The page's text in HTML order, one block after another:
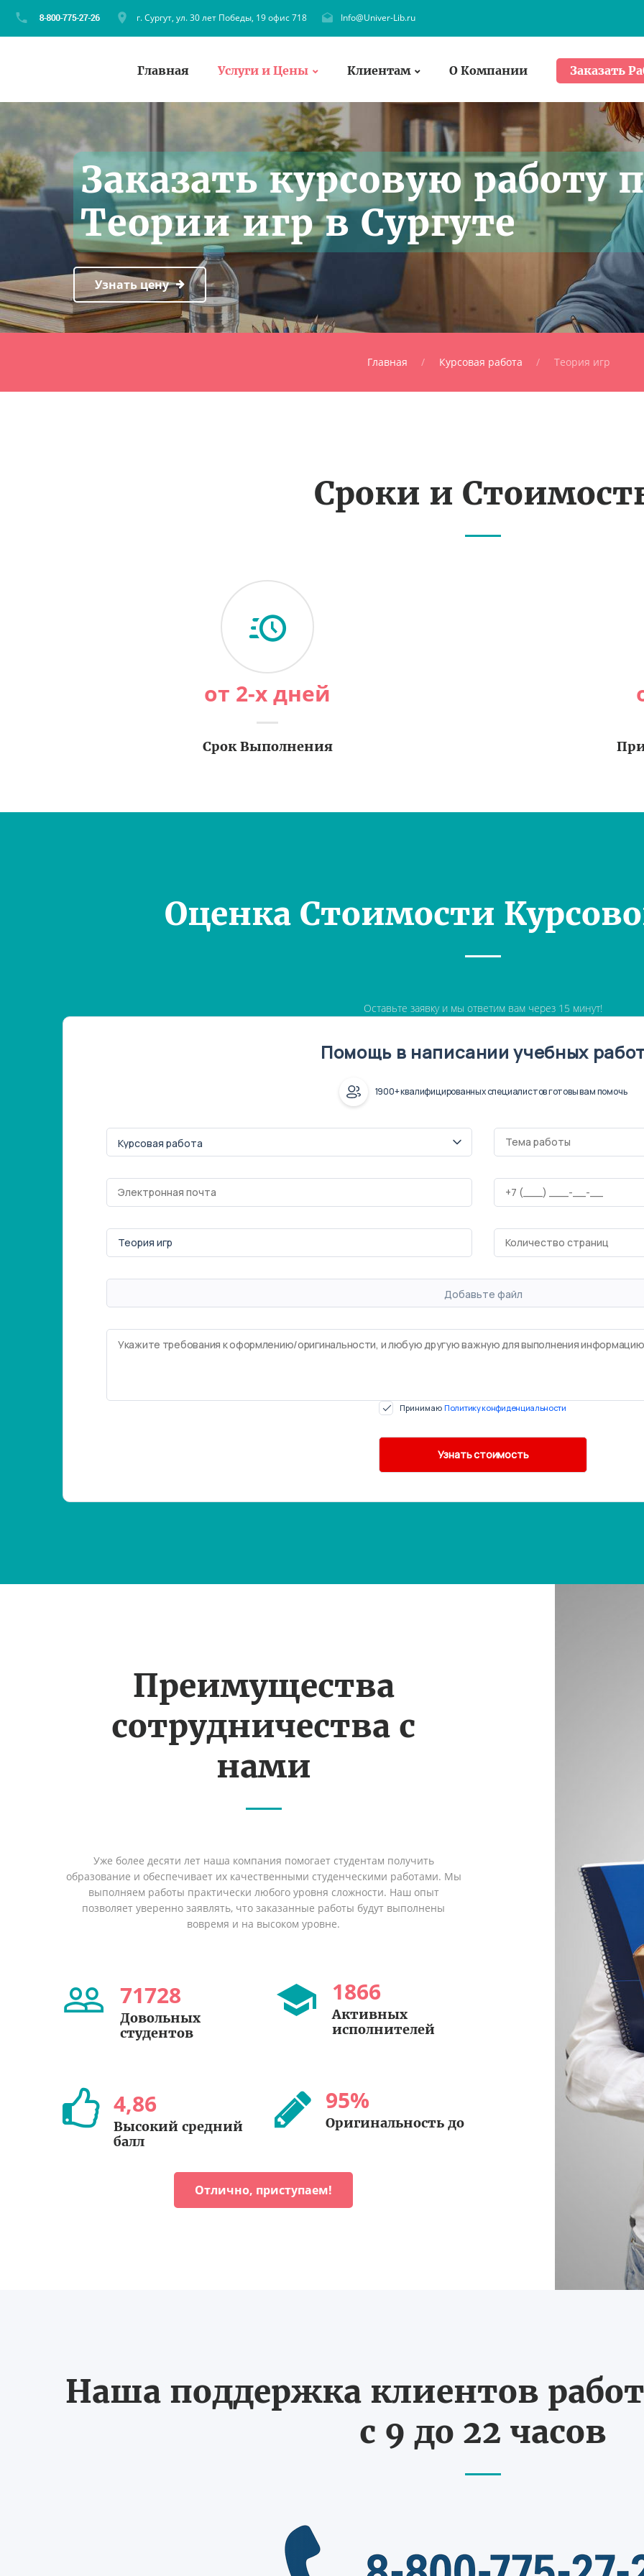
г. Сургут, ул. 30 лет Победы, 19 офис 718 Info@Univer-Lib.ru
Главная Услуги и Цены Клиентам О Компании Заказать
Заказать курсовую работу
Теории игр в Сургуте
Узнать цену
Главная Курсовая работа Теория игр
Сроки и
от 2-х дней
Срок Выполнения
Оценка Стоимости
Оставьте заявку и мы ответим вам через 15 минут!
Помощь в написании учебных
1900+ квалифицированных специалистов готовы вам помочь
Добавьте файл
Принимаю Политику конфиденциальности
Преимущества
сотрудничества с
нами
Уже более десяти лет наша компания помогает студентам получить
образование и обеспечивает их качественными студенческими работами. Мы
выполняем работы практически любого уровня сложности. Наш опыт
позволяет уверенно заявлять, что заказанные работы будут выполнены
вовремя и на высоком уровне.
71728
Довольных
студентов
1866
Активных
исполнителей
4,86
Высокий средний
балл
95%
Оригинальность до
Отлично, приступаем!
Наша поддержка клиентов
с 9 до 22 часов